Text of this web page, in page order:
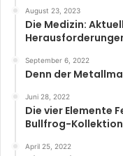
August 23, 2023
Die Medizin:
September 6, 2022
Denn der
Juni 28, 2022
Die vier Elemente
Bullfrog-Kollektion
April 25, 2022